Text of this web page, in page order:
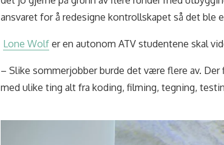
ansvaret for å redesigne kontrollskapet så det ble
Lone Wolfer en autonom ATV studentene skal
– Slike sommerjobber burde det være flere av.
med ulike ting alt fra koding, filming, tegning,